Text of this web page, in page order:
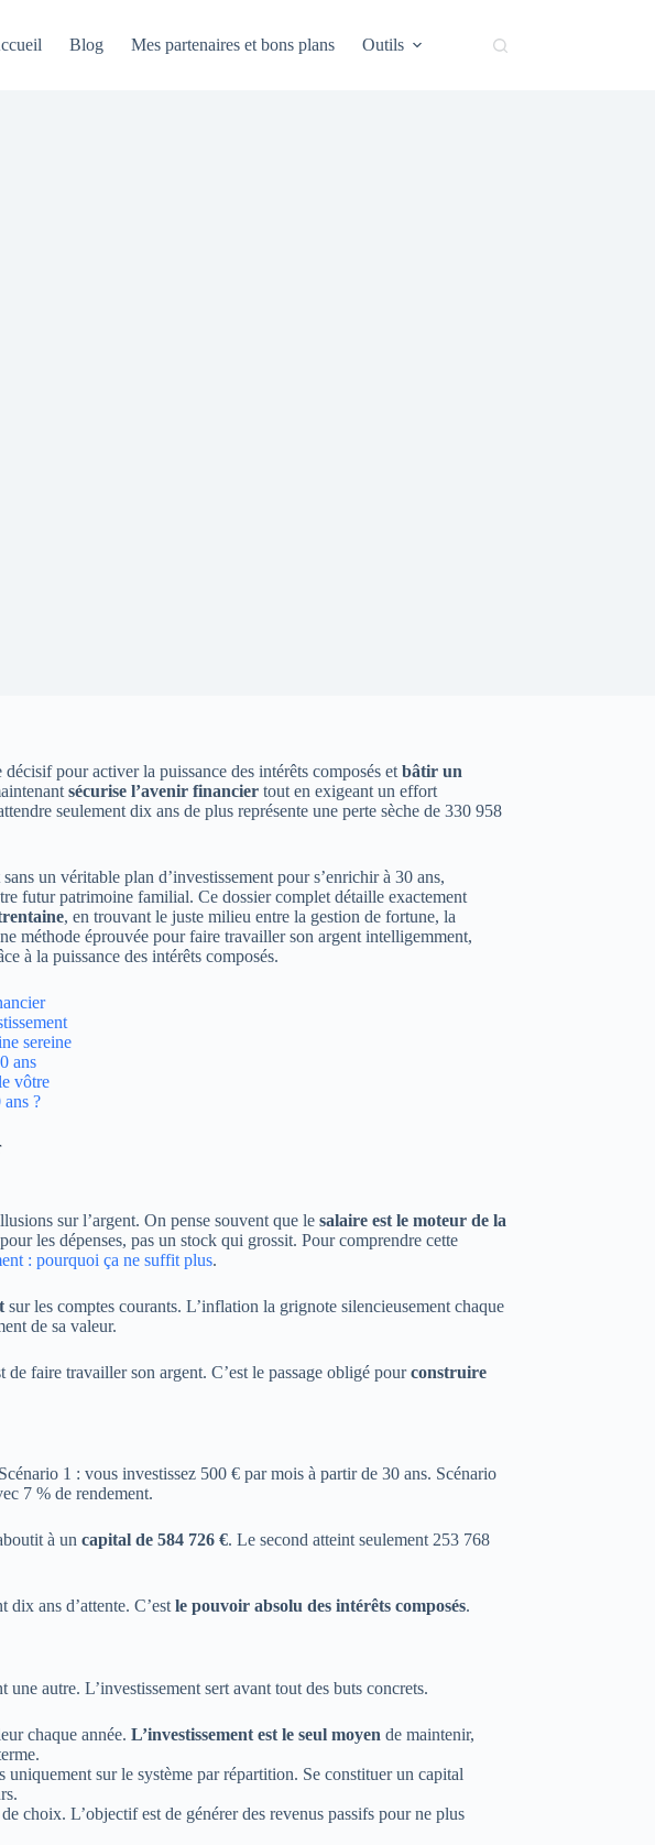
Blog Mes partenaires et bons plans Outils
pour activer la puissance des intérêts composés et bâtir un
sécurise l’avenir financiertout en exigeant un effort
seulement dix ans de plus représente une perte sèche de 330 958
un véritable plan d’investissement pour s’enrichir à 30 ans,
futur patrimoine familial. Ce dossier complet détaille exactement
, en trouvant le juste milieu entre la gestion de fortune, la
méthode éprouvée pour faire travailler son argent intelligemment,
à la puissance des intérêts composés.
sereine
ans
vôtre
?
sur l’argent. On pense souvent que le salaire est le moteur de la
les dépenses, pas un stock qui grossit. Pour comprendre cette
: pourquoi ça ne suffit plus.
sur les comptes courants. L’inflation la grignote silencieusement chaque
de sa valeur.
faire travailler son argent. C’est le passage obligé pourconstruire
1 : vous investissez 500 € par mois à partir de 30 ans. Scénario
7 % de rendement.
à un capital de 584 726 €. Le second atteint seulement 253 768
ans d’attente. C’est le pouvoir absolu des intérêts composés.
une autre. L’investissement sert avant tout des buts concrets.
chaque année. L’investissement est le seul moyen de maintenir,
uniquement sur le système par répartition. Se constituer un capital
choix. L’objectif est de générer des revenus passifs pour ne plus